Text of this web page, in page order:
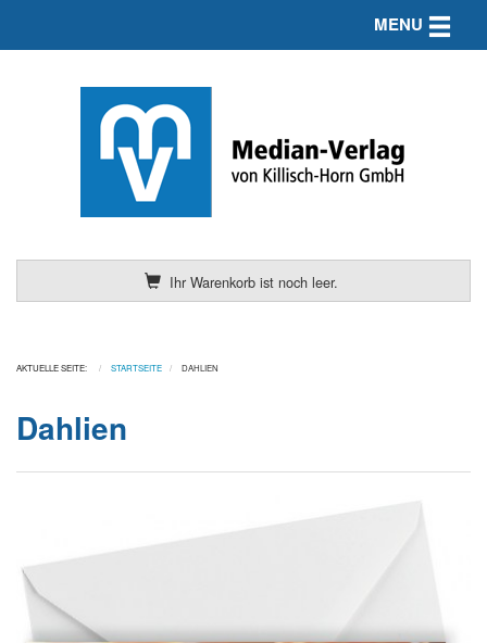
Ihr Warenkorb ist noch leer.
MENU Toggle
AKTUELLE SEITE: STARTSEITE DAHLIEN
Dahlien